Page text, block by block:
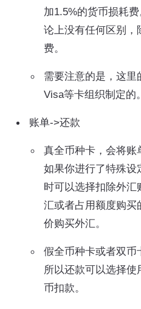
加1.5%的货币损耗
论上没有任何区别，
费。
需要注意的是，这里
Visa等卡组织制定的。
账单->还款
真全币种卡，会将账
如果你进行了特殊设
时可以选择扣除外
汇或者占用额度购买
价购买外汇。
假全币种卡或者双币
所以还款可以选择使
币扣款。